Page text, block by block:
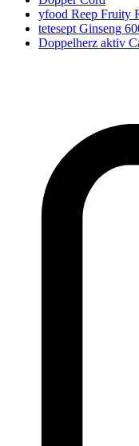
yfood Reep Fruity
tetesept Ginseng
Doppelherz aktiv